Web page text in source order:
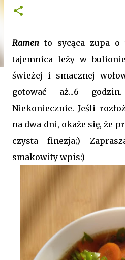
Ramen to sycąca zupa o
tajemnica leży w
świeżej i smacznej
gotować aż...6
Niekoniecznie. Jeśli
na dwa dni, okaże się, że
czysta finezja;)
smakowity wpis:)